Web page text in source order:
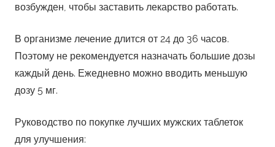
возбужден, чтобы заставить лекарство работать.
В организме лечение длится от 24 до 36 часов.
Поэтому не рекомендуется назначать большие дозы
каждый день. Ежедневно можно вводить меньшую
дозу 5 мг.
Руководство по покупке лучших мужских таблеток
для улучшения: